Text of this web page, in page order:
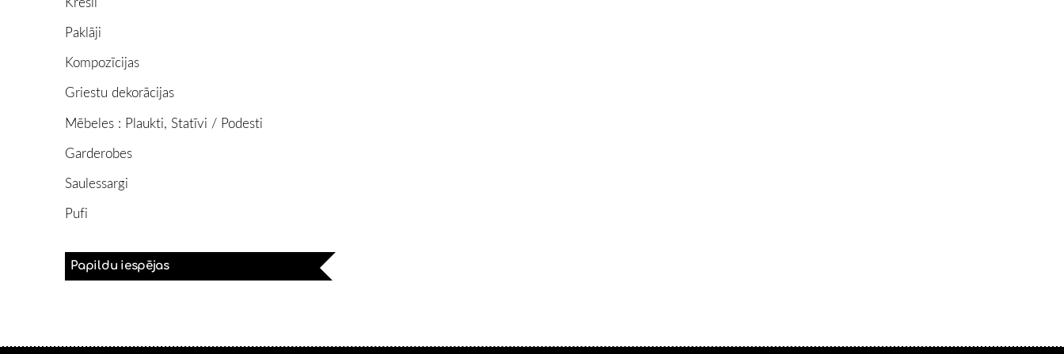
Paklāji
Kompozīcijas
Griestu dekorācijas
Mēbeles : Plaukti, Statīvi / Podesti
Garderobes
Saulessargi
Pufi
Papildu iespējas